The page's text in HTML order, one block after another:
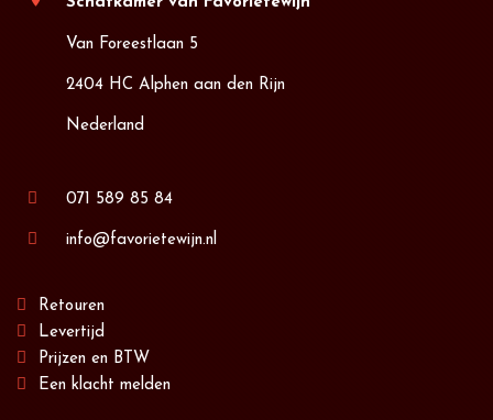
Van Foreestlaan 5
2404 HC Alphen aan den Rijn
Nederland
071 589 85 84
info@favorietewijn.nl
Retouren
Levertijd
Prijzen en BTW
Een klacht melden